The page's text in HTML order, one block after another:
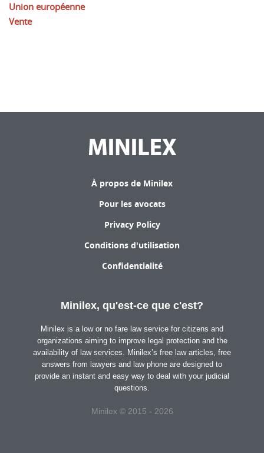
Union européenne
Vente
À propos de Minilex
Pour les avocats
Privacy Policy
Conditions d'utilisation
Confidentialité
Minilex, qu'est-ce que c'est?
Minilex is a low or no fare law service for citizens and
organizations aiming to improve legal protection and the
availability of law services. Minilex’s free law articles, free
answers from lawyers and law phone are designed to
provide an instant and easy way to deal with your judicial
questions.
Minilex © 2015 - 2026